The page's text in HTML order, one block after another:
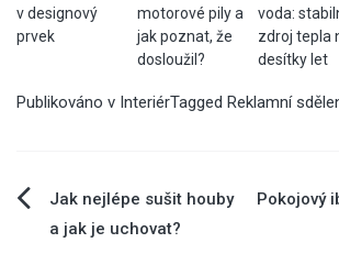
v designový
prvek
motorové pily a
jak poznat, že
dosloužil?
voda:
zdroj tepla
desítky let
Publikováno v InteriérTagged Reklamní
Navigace
Jak nejlépe sušit houby
a jak je uchovat?
Pokojový